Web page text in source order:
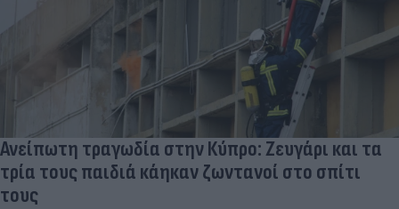
Ανείπωτη τραγωδία στην Κύπρο: Ζευγάρι και τα
τρία τους παιδιά κάηκαν ζωντανοί στο σπίτι
τους